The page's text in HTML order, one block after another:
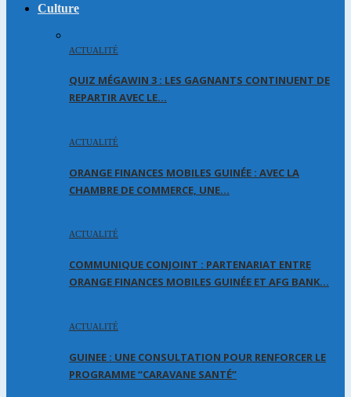
Culture
ACTUALITÉ
QUIZ MÉGAWIN 3 : LES GAGNANTS CONTINUENT DE
REPARTIR AVEC LE…
ACTUALITÉ
ORANGE FINANCES MOBILES GUINÉE : AVEC LA
CHAMBRE DE COMMERCE, UNE…
ACTUALITÉ
COMMUNIQUE CONJOINT : PARTENARIAT ENTRE
ORANGE FINANCES MOBILES GUINÉE ET AFG BANK…
ACTUALITÉ
GUINEE : UNE CONSULTATION POUR RENFORCER LE
PROGRAMME “CARAVANE SANTÉ”